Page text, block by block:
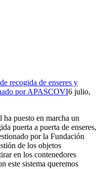
recogida de enseres y
por APASCOVI6 julio,
puesto en marcha un
puerta a puerta de enseres,
por la Fundación
de los objetos
en los contenedores
este sistema queremos